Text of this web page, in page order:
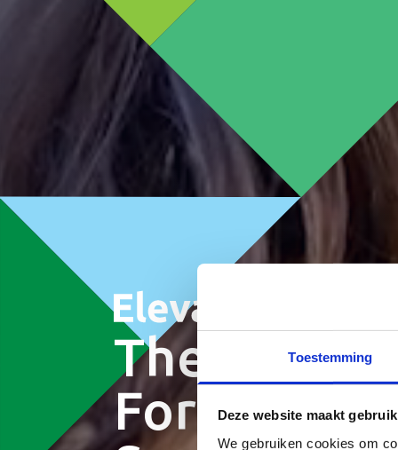
Toestemming
Deze website maakt
We gebruiken cookies om
The One
For Startup